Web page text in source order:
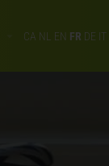
CA NL EN FR DE IT